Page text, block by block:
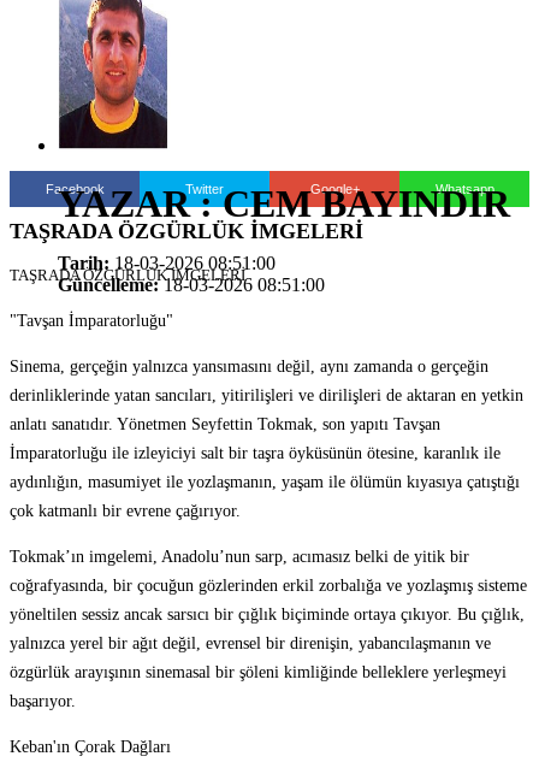
YAZAR : CEM BAYINDIR
Tarih: 18-03-2026 08:51:00
Güncelleme:18-03-2026 08:51:00
Facebook Twitter Google+ Whatsapp
TAŞRADA ÖZGÜRLÜK İMGELERİ
TAŞRADA ÖZGÜRLÜK İMGELERİ
"Tavşan İmparatorluğu"
Sinema, gerçeğin yalnızca yansımasını değil, aynı zamanda o gerçeğin
derinliklerinde yatan sancıları, yitirilişleri ve dirilişleri de aktaran en yetkin
anlatı sanatıdır. Yönetmen Seyfettin Tokmak, son yapıtı Tavşan
İmparatorluğu ile izleyiciyi salt bir taşra öyküsünün ötesine, karanlık ile
aydınlığın, masumiyet ile yozlaşmanın, yaşam ile ölümün kıyasıya çatıştığı
çok katmanlı bir evrene çağırıyor.
Tokmak’ın imgelemi, Anadolu’nun sarp, acımasız belki de yitik bir
coğrafyasında, bir çocuğun gözlerinden erkil zorbalığa ve yozlaşmış sisteme
yöneltilen sessiz ancak sarsıcı bir çığlık biçiminde ortaya çıkıyor. Bu çığlık,
yalnızca yerel bir ağıt değil, evrensel bir direnişin, yabancılaşmanın ve
özgürlük arayışının sinemasal bir şöleni kimliğinde belleklere yerleşmeyi
başarıyor.
Keban'ın Çorak Dağları